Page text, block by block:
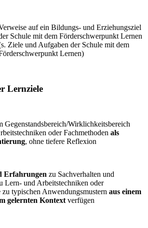
auf ein Bildungs- und Erziehungsziel
Schule mit dem Förderschwerpunkt Lernen
Ziele und Aufgaben der Schule mit dem
Lernen)
Lernziele
Gegenstandsbereich/Wirklichkeitsbereich
oder Fachmethoden als
, ohne tiefere Reflexion
Erfahrungen zu Sachverhalten und
Lern- und Arbeitstechniken oder
typischen Anwendungsmustern aus einem
gelernten Kontext verfügen